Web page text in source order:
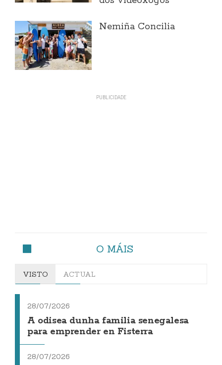
Nemiña Concilia
O MÁIS
VISTO ACTUAL
28/07/2026
A odisea dunha familia senegalesa
para emprender en Fisterra
28/07/2026